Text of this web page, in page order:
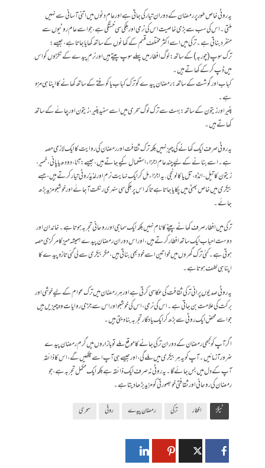
یہ روٹی خاص طور پر رمضان کے دوران تیار کی جاتی ہے اور عام دنوں میں اتنی آسانی سے نہیں
ملتی۔ اس کی سب سے بڑی خاصیت اس کی نرمی اور ہلکی سی خستگی ہے، جو اسے عام روٹیوں سے
منفرد بناتی ہے۔ ترکی میں اسے اکثر مختلف قسم کے کھانوں کے ساتھ کھایا جاتا ہے، جیسے:
ترک سوپ (چوربہ) کے ساتھ: لوگ افطار میں پہلے سوپ پیتے ہیں اور نرم پیدے کے ٹکڑوں کو اس
میں ڈپ کرکے کھاتے ہیں۔
کباب اور گوشت کے ساتھ: رمضان پیدے کو ترک کباب یا کوفتے کے ساتھ کھانے کا اپنا ہی مزہ
ہے۔
پنیر اور زیتون کے ساتھ: بہت سے ترک لوگ سحری میں اسے سفید پنیر، زیتون اور چائے کے ساتھ
کھاتے ہیں۔
یہ روٹی صرف ایک کھانے کی چیز نہیں بلکہ ترک ثقافت اور رمضان کی روایت کا ایک لازمی حصہ
ہے۔ اسے بنانے کے لیے چند عام اجزاء استعمال کیے جاتے ہیں، جیسے:آٹا، دودھ یا پانی، خمیر،
زیتون کا تیل، انڈہ، تل یا کالونجی. یہ اجزاء مل کر ایک نہایت نرم اور لذیذ روٹی تیار کرتے ہیں، جسے
بیکری میں خاص بھٹی میں پکایا جاتا ہے تاکہ اس پر ہلکی سی سنہری رنگت آ جائے اور خوشبو مزید بڑھ
جائے۔
ترکی میں افطار صرف کھانے پینے کا نام نہیں بلکہ ایک سماجی اور روحانی تجربہ ہوتا ہے۔ خاندان اور
دوست احباب ایک ساتھ افطار کرتے ہیں، اور اس دوران رمضان پیدے ہمیشہ میز کا مرکزی حصہ
ہوتی ہے۔ کئی ترک گھروں میں خواتین اسے خود بھی بناتی ہیں، مگر بیکری سے لی گئی تازہ پیدے کا
اپنا ہی لطف ہوتا ہے۔
یہ روٹی صدیوں پرانی ترکی ثقافت کی عکاسی کرتی ہے اور ہر رمضان میں ترک عوام کے لیے خوشی اور
برکت کی علامت بن جاتی ہے۔ اس کی نرمی، اس کی خوشبو اور اس سے جڑی روایات وہ چیزیں ہیں
جو اسے محض ایک روٹی سے بڑھ کر ایک یادگار تجربہ بنا دیتی ہیں۔
اگر آپ کو کبھی رمضان کے دوران ترکی جانے کا موقع ملے تو بازاروں میں گرم رمضان پیدے
ضرور آزمائیں۔ آپ کو یہ ہر بیکری میں ملے گی، اور جیسے ہی آپ اسے چکھیں گے، اس کا ذائقہ
آپ کے دل میں بس جائے گا۔ یہ روٹی نہ صرف ایک ذائقہ ہے بلکہ ایک مکمل تجربہ ہے، جو
رمضان کی روحانی اور ثقافتی خوبصورتی کو مزید بڑھا دیتا ہے۔
ٹیگز افطار ترکی رمضان پیدے روٹی سحری